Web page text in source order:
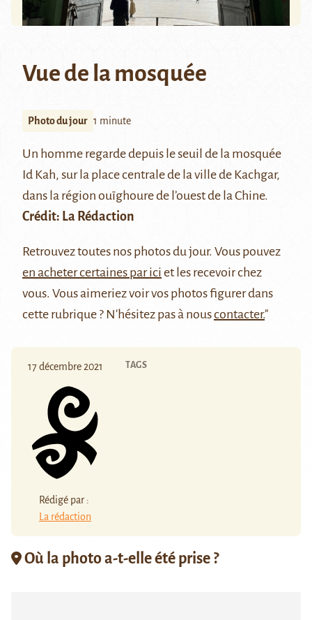
Vue de la mosquée
Photo du jour 1 minute
Un homme regarde depuis le seuil de la mosquée
Id Kah, sur la place centrale de la ville de Kachgar,
dans la région ouïghoure de l’ouest de la Chine.
Crédit: La Rédaction
Retrouveztoutes nos photos du jour. Vous pouvez
en acheter certaines par ici et les recevoir chez
vous. Vous aimeriez voir vos photos figurer dans
cette rubrique ? N'hésitez pas à nouscontacter."
17 décembre 2021
Rédigé par :
La rédaction
TAGS
Où la photo a-t-elle été prise ?